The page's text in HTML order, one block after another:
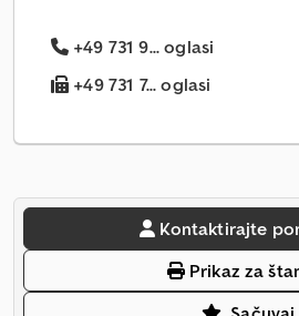
+49 731 9... oglasi
+49 731 7... oglasi
Kontaktirajte
Prikaz za